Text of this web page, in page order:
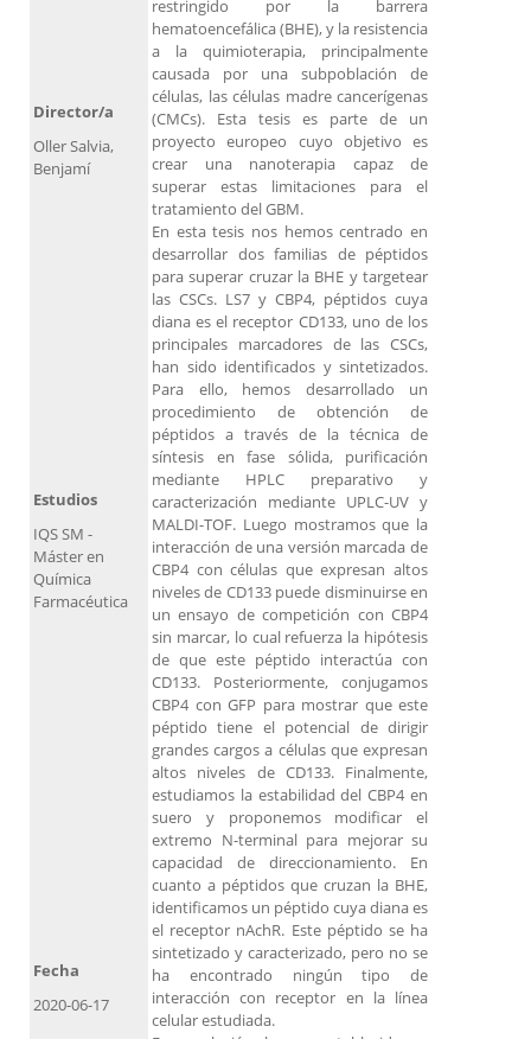
restringido por la barrera
hematoencefálica (BHE), y la resistencia
a la quimioterapia, principalmente
causada por una subpoblación de
células, las células madre cancerígenas
(CMCs). Esta tesis es parte de un
proyecto europeo cuyo objetivo es
crear una nanoterapia capaz de
superar estas limitaciones para el
tratamiento del GBM.
En esta tesis nos hemos centrado en
desarrollar dos familias de péptidos
para superar cruzar la BHE y targetear
las CSCs. LS7 y CBP4, péptidos cuya
diana es el receptor CD133, uno de los
principales marcadores de las CSCs,
han sido identificados y sintetizados.
Para ello, hemos desarrollado un
procedimiento de obtención de
péptidos a través de la técnica de
síntesis en fase sólida, purificación
mediante HPLC preparativo y
caracterización mediante UPLC-UV y
MALDI-TOF. Luego mostramos que la
interacción de una versión marcada de
CBP4 con células que expresan altos
niveles de CD133 puede disminuirse en
un ensayo de competición con CBP4
sin marcar, lo cual refuerza la hipótesis
de que este péptido interactúa con
CD133. Posteriormente, conjugamos
CBP4 con GFP para mostrar que este
péptido tiene el potencial de dirigir
grandes cargos a células que expresan
altos niveles de CD133. Finalmente,
estudiamos la estabilidad del CBP4 en
suero y proponemos modificar el
extremo N-terminal para mejorar su
capacidad de direccionamiento. En
cuanto a péptidos que cruzan la BHE,
identificamos un péptido cuya diana es
el receptor nAchR. Este péptido se ha
sintetizado y caracterizado, pero no se
ha encontrado ningún tipo de
interacción con receptor en la línea
celular estudiada.
Director/a
Oller Salvia,
Benjamí
Estudios
IQS SM -
Máster en
Química
Farmacéutica
Fecha
2020-06-17